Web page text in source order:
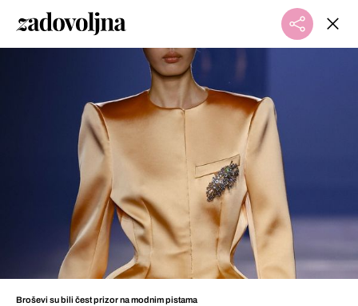
Broševi su bili čest prizor na modnim pistama